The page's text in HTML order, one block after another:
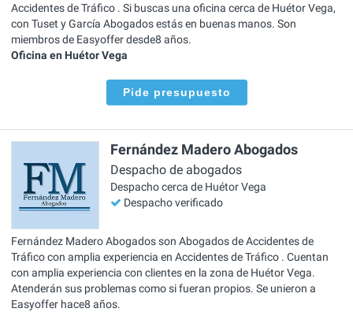
Accidentes de Tráfico . Si buscas una oficina cerca de Huétor Vega,
con Tuset y García Abogados estás en buenas manos. Son
miembros de Easyoffer desde8 años.
Oficina en Huétor Vega
Pide presupuesto
Fernández Madero Abogados
Despacho de abogados
Despacho cerca de Huétor Vega
Despacho verificado
Fernández Madero Abogados son Abogados de Accidentes de
Tráfico con amplia experiencia en Accidentes de Tráfico . Cuentan
con amplia experiencia con clientes en la zona de Huétor Vega.
Atenderán sus problemas como si fueran propios. Se unieron a
Easyoffer hace8 años.